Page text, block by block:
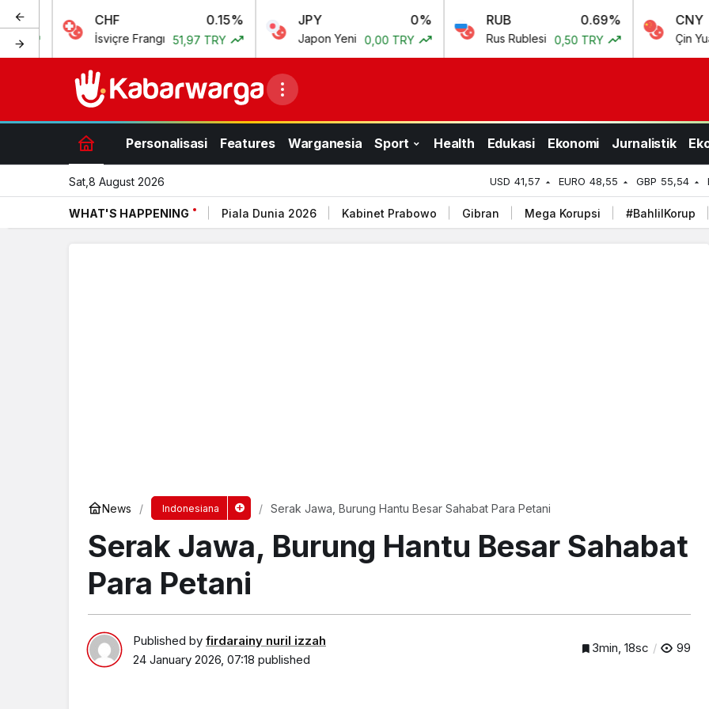
İsviçre Frangı 51,97 TRY
JPY
Japon Yeni 0,00 TRY
RUB
Rus Rublesi 0,50 TRY
CNY
Çin Yuanı 5,82
Personalisasi Features Warganesia Sport Health Edukasi Ekonomi Jurnalistik
Sat,8 August 2026 USD 41,57 EURO 48,55 GBP 55,54
WHAT'S HAPPENING Piala Dunia 2026 Kabinet Prabowo Gibran Mega Korupsi #BahlilKorup
News Indonesiana Serak Jawa, Burung Hantu Besar Sahabat Para Petani
Serak Jawa, Burung Hantu Besar Sahabat
Para Petani
Published by firdarainy nuril izzah
24 January 2026, 07:18 published
3min, 18sc 99